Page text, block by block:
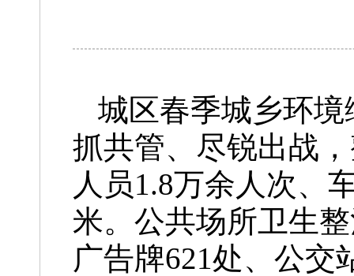
城区春季城乡环
抓共管、尽锐出战
人员1.8万余人次、
米。公共场所卫生
广告牌621处、公交